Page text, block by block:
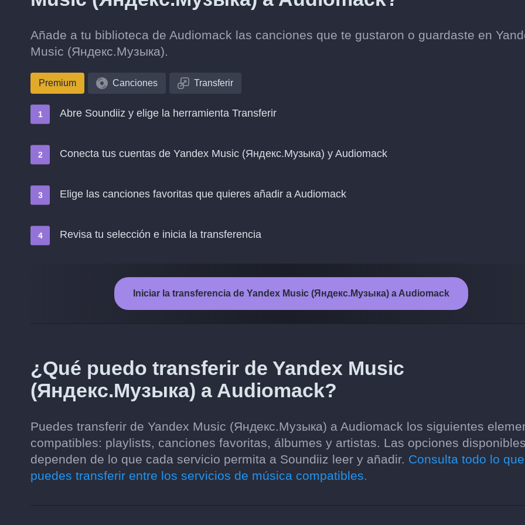
Añade a tu biblioteca de Audiomack las canciones que te gustaron o guardaste en
Music (Яндекс.Музыка).
Premium Canciones Transferir
Abre Soundiiz y elige la herramienta Transferir
Conecta tus cuentas de Yandex Music (Яндекс.Музыка) y Audiomack
Elige las canciones favoritas que quieres añadir a Audiomack
Revisa tu selección e inicia la transferencia
Iniciar la transferencia de Yandex Music (Яндекс.Музыка) a Audiomack
¿Qué puedo transferir de Yandex Music
(Яндекс.Музыка) a Audiomack?
Puedes transferir de Yandex Music (Яндекс.Музыка) a Audiomack los siguientes
compatibles: playlists, canciones favoritas, álbumes y artistas. Las opciones
dependen de lo que cada servicio permita a Soundiiz leer y añadir. Consulta todo lo que
puedes transferir entre los servicios de música compatibles.